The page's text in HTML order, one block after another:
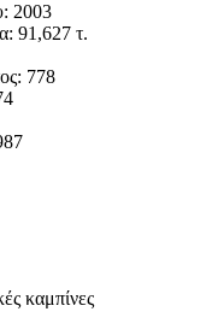
2003
91,627 τ.
778
καμπίνες